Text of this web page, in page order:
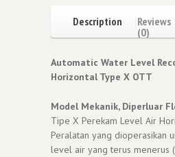
Description
Reviews
(0)
Automatic Water Level
Horizontal Type X OTT
Model Mekanik, Diperluar
Tipe X Perekam Level Air
Peralatan yang dioperasikan
level air yang terus menerus